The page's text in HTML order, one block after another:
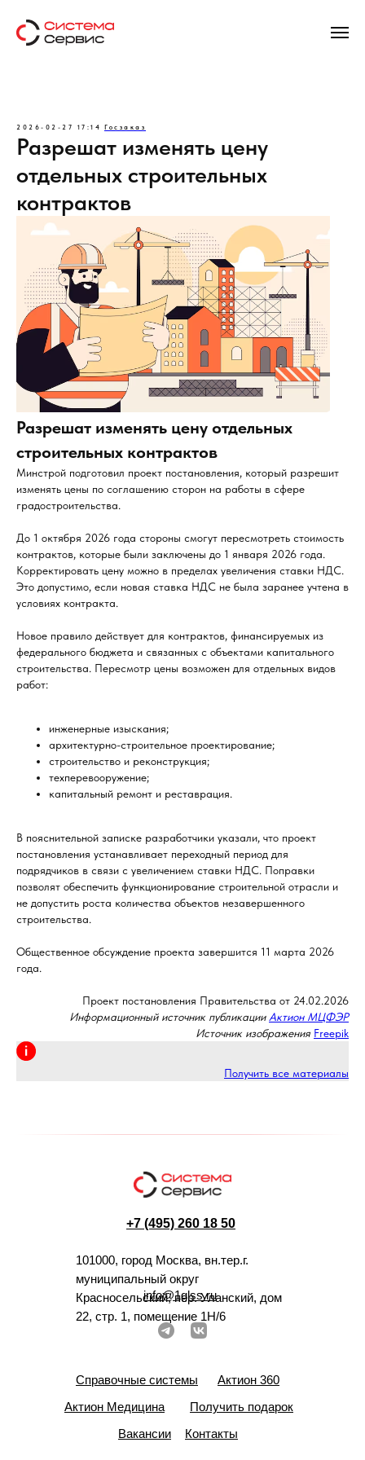
2026-02-27 17:14 Госзаказ
Разрешат изменять цену
отдельных строительных
контрактов
Разрешат изменять цену отдельных
строительных контрактов
Минстрой подготовил проект постановления, который разрешит
изменять цены по соглашению сторон на работы в сфере
градостроительства.
До 1 октября 2026 года стороны смогут пересмотреть стоимость
контрактов, которые были заключены до 1 января 2026 года.
Корректировать цену можно в пределах увеличения ставки НДС.
Это допустимо, если новая ставка НДС не была заранее учтена в
условиях контракта.
Новое правило действует для контрактов, финансируемых из
федерального бюджета и связанных с объектами капитального
строительства. Пересмотр цены возможен для отдельных видов
работ:
инженерные изыскания;
архитектурно-строительное проектирование;
строительство и реконструкция;
техперевооружение;
капитальный ремонт и реставрация.
В пояснительной записке разработчики указали, что проект
постановления устанавливает переходный период для
подрядчиков в связи с увеличением ставки НДС. Поправки
позволят обеспечить функционирование строительной отрасли и
не допустить роста количества объектов незавершенного
строительства.
Общественное обсуждение проекта завершится 11 марта 2026
года.
Проект постановления Правительства от 24.02.2026
Информационный источник публикации Актион МЦФЭР
Источник изображения Freepik
Получить все материалы
+7 (495) 260 18 50
101000, город Москва, вн.тер.г.
муниципальный округ
Красносельский, пер. Уланский, дом
22, стр. 1, помещение 1Н/6
info@1glss.ru
Справочные системы
Актион 360
Актион Медицина
Получить подарок
Вакансии
Контакты